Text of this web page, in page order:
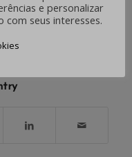
e personalizar
seus interesses.